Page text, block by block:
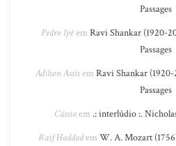
Passages
Pedro Ipêem Ravi Shankar (1920-
Passages
Adilson Assisem Ravi Shankar
Passages
Cássioem .: interlúdio :.
Raif Haddadem W. A. Mozart